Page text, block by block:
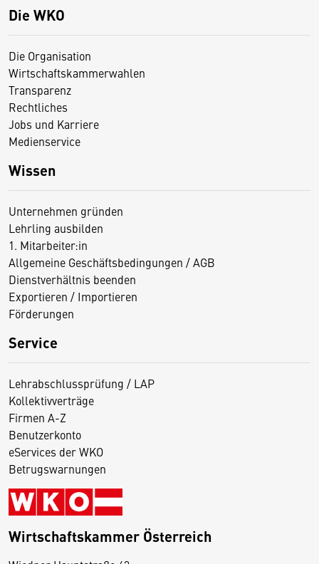
Die WKO
Die Organisation
Wirtschaftskammerwahlen
Transparenz
Rechtliches
Jobs und Karriere
Medienservice
Wissen
Unternehmen gründen
Lehrling ausbilden
1. Mitarbeiter:in
Allgemeine Geschäftsbedingungen / AGB
Dienstverhältnis beenden
Exportieren / Importieren
Förderungen
Service
Lehrabschlussprüfung / LAP
Kollektivverträge
Firmen A-Z
Benutzerkonto
eServices der WKO
Betrugswarnungen
Wirtschaftskammer Österreich